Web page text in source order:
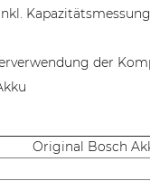
der
Original Bosch